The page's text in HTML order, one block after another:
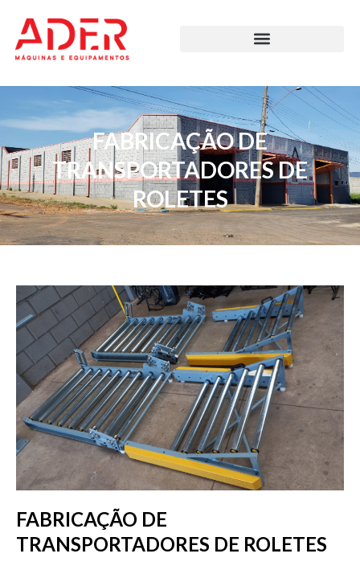
FABRICAÇÃO DE
TRANSPORTADORES DE
ROLETES
FABRICAÇÃO DE
TRANSPORTADORES DE ROLETES